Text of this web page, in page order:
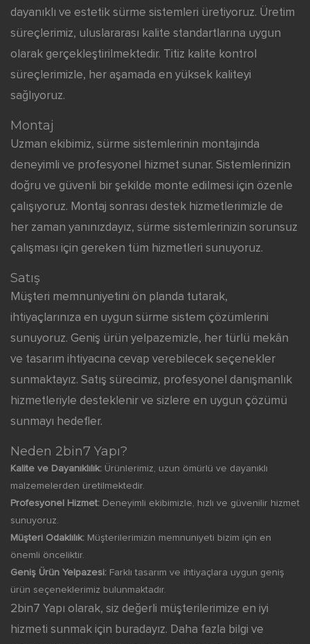
dayanıklı ve estetik sürme sistemleri üretiyoruz. Üretim
süreçlerimiz, uluslararası kalite standartlarına uygun
olarak gerçekleştirilmektedir. Titiz kalite kontrol
süreçlerimizle, her aşamada en yüksek kaliteyi
sağlıyoruz.
Montaj
Uzman ekibimiz, sürme sistemlerinin montajında
deneyimli ve profesyonel hizmet sunar. Sistemlerinizin
doğru ve güvenli bir şekilde monte edilmesi için özenle
çalışıyoruz. Montaj sonrası destek hizmetlerimizle de
her zaman yanınızdayız, sürme sistemlerinizin sorunsuz
çalışması için gereken tüm hizmetleri sunuyoruz.
Satış
Müşteri memnuniyetini ön planda tutarak,
ihtiyaçlarınıza en uygun sürme sistem çözümlerini
sunuyoruz. Geniş ürün yelpazemizle, her türlü mekân
ve tasarım ihtiyacına cevap verebilecek seçenekler
sunmaktayız. Satış sürecimiz, profesyonel danışmanlık
hizmetleriyle desteklenir ve sizlere en uygun çözümü
sunmayı hedefler.
Neden 2bin7 Yapı?
Kalite ve Dayanıklılık: Ürünlerimiz, uzun ömürlü ve dayanıklı
malzemelerden üretilmektedir.
Profesyonel Hizmet: Deneyimli ekibimizle, hızlı ve güvenilir hizmet
sunuyoruz.
Müşteri Odaklılık: Müşterilerimizin memnuniyeti bizim için en
önemli önceliktir.
Geniş Ürün Yelpazesi: Farklı tasarım ve ihtiyaçlara uygun geniş
ürün seçeneklerimiz bulunmaktadır.
2bin7 Yapı olarak, siz değerli müşterilerimize en iyi
hizmeti sunmak için buradayız. Daha fazla bilgi ve